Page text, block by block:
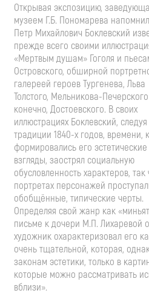
Открывая экспозицию,
музеем Г.Б. Пономарева
Петр Михайлович Боклевский
прежде всего своими
«Мертвым душам» Гоголя и
Островского, обширной
галереей героев Тургенева, Льва
Толстого, Мельникова-
конечно, Достоевского. В своих
иллюстрациях Боклевский, следуя
традиции 1840-х годов, времени,
формировались его эстетические
взгляды, заострял социальную
обусловленность характеров,
портретах персонажей
обобщённые, типические черты.
Определяя свой жанр как
письме к дочери М.П. Лихаревой
художник охарактеризовал его
очень тщательной, которая,
законам эстетики, только в
которые можно рассматривать
вблизи».